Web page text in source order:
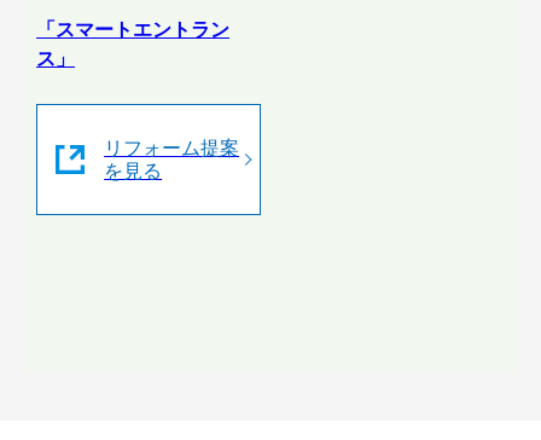
「スマートエントラン
ス」
リフォーム提案
を見る